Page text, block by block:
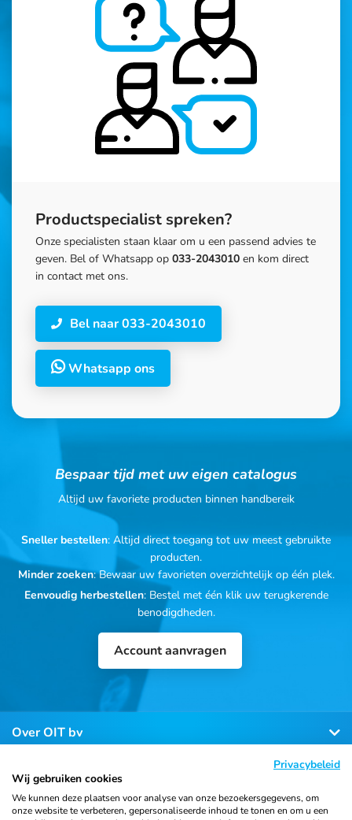
Productspecialist spreken?
Onze specialisten staan klaar om u een passend advies te
geven. Bel of Whatsapp op 033-2043010 en kom direct
in contact met ons.
Bel naar 033-2043010
Whatsapp ons
Bespaar tijd met uw eigen catalogus
Altijd uw favoriete producten binnen handbereik
Sneller bestellen: Altijd direct toegang tot uw meest gebruikte
producten.
Minder zoeken: Bewaar uw favorieten overzichtelijk op één plek.
Eenvoudig herbestellen: Bestel met één klik uw terugkerende
benodigdheden.
Account aanvragen
Over OIT bv
Klantenservice
Privacybeleid
Wij gebruiken cookies
We kunnen deze plaatsen voor analyse van onze bezoekersgegevens, om
onze website te verbeteren, gepersonaliseerde inhoud te tonen en om u een